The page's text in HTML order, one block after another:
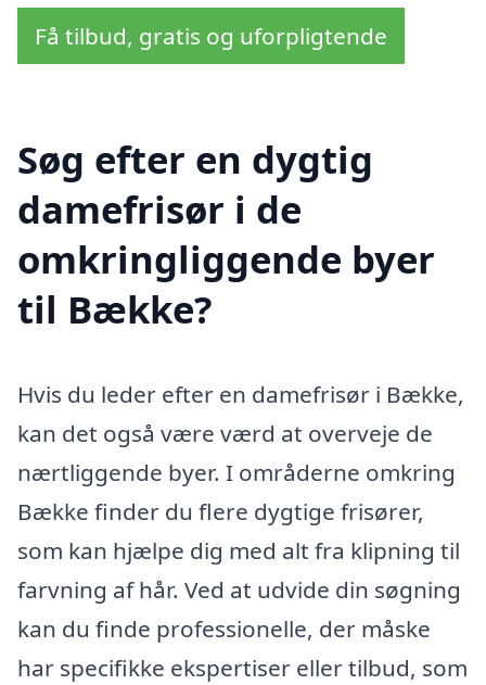
Få tilbud, gratis og uforpligtende
Søg efter en dygtig
damefrisør i de
omkringliggende byer
til Bække?
Hvis du leder efter en damefrisør i Bække,
kan det også være værd at overveje de
nærtliggende byer. I områderne omkring
Bække finder du flere dygtige frisører,
som kan hjælpe dig med alt fra klipning til
farvning af hår. Ved at udvide din søgning
kan du finde professionelle, der måske
har specifikke ekspertiser eller tilbud, som